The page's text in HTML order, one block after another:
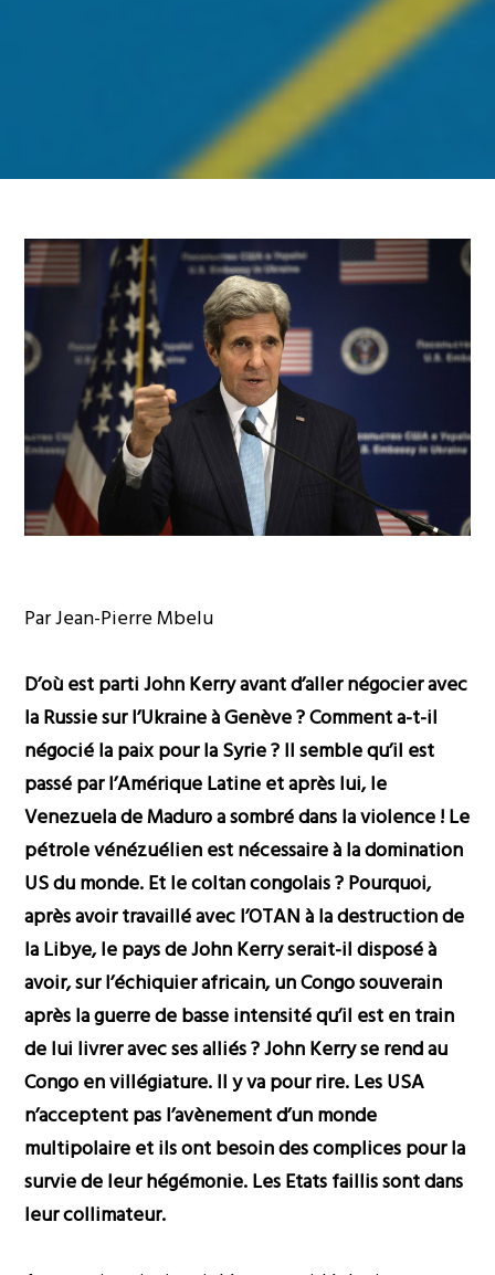
Par Jean-Pierre Mbelu
D’où est parti John Kerry avant d’aller négocier avec
la Russie sur l’Ukraine à Genève ? Comment a-t-il
négocié la paix pour la Syrie ? Il semble qu’il est
passé par l’Amérique Latine et après lui, le
Venezuela de Maduro a sombré dans la violence ! Le
pétrole vénézuélien est nécessaire à la domination
US du monde. Et le coltan congolais ? Pourquoi,
après avoir travaillé avec l’OTAN à la destruction de
la Libye, le pays de John Kerry serait-il disposé à
avoir, sur l’échiquier africain, un Congo souverain
après la guerre de basse intensité qu’il est en train
de lui livrer avec ses alliés ? John Kerry se rend au
Congo en villégiature. Il y va pour rire. Les USA
n’acceptent pas l’avènement d’un monde
multipolaire et ils ont besoin des complices pour la
survie de leur hégémonie. Les Etats faillis sont dans
leur collimateur.